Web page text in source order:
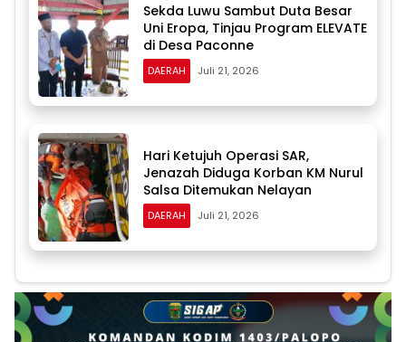
Sekda Luwu Sambut Duta Besar
Uni Eropa, Tinjau Program ELEVATE
di Desa Paconne
DAERAH Juli 21, 2026
Hari Ketujuh Operasi SAR,
Jenazah Diduga Korban KM Nurul
Salsa Ditemukan Nelayan
DAERAH Juli 21, 2026